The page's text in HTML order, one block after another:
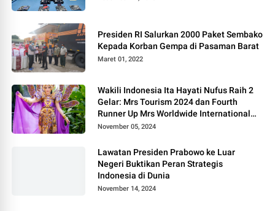
Presiden RI Salurkan 2000 Paket Sembako
Kepada Korban Gempa di Pasaman Barat
Maret 01, 2022
Wakili Indonesia Ita Hayati Nufus Raih 2
Gelar: Mrs Tourism 2024 dan Fourth
Runner Up Mrs Worldwide International
2024, di Pemilihan Mrs Worldwide 2024
November 05, 2024
Lawatan Presiden Prabowo ke Luar
Negeri Buktikan Peran Strategis
Indonesia di Dunia
November 14, 2024